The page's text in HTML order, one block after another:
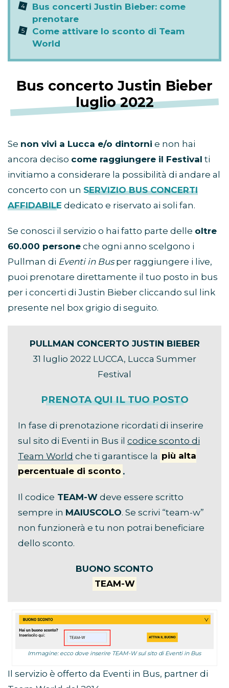
Bus concerti Justin Bieber: come
prenotare
Come attivare lo sconto di Team
World
Bus concerto Justin Bieber
luglio 2022
Se non vivi a Lucca e/o dintorni e non hai
ancora deciso come raggiungere il Festival ti
invitiamo a considerare la possibilità di andare al
concerto con un SERVIZIO BUS CONCERTI
AFFIDABILE dedicato e riservato ai soli fan.
Se conosci il servizio o hai fatto parte delle oltre
60.000 persone che ogni anno scelgono i
Pullman di Eventi in Busper raggiungere i live,
puoi prenotare direttamente il tuo posto in bus
per i concerti di Justin Bieber cliccando sul link
presente nel box grigio di seguito.
PULLMAN CONCERTO JUSTIN BIEBER
31 luglio 2022 LUCCA, Lucca Summer
Festival
PRENOTA QUI IL TUO POSTO
In fase di prenotazione ricordati di inserire
sul sito di Eventi in Bus il codice sconto di
Team World che ti garantisce la più alta
percentuale di sconto .
Il codice TEAM-W deve essere scritto
sempre in MAIUSCOLO. Se scrivi “team-w”
non funzionerà e tu non potrai beneficiare
dello sconto.
BUONO SCONTO
TEAM-W
Immagine: ecco dove inserire TEAM-W sul sito di Eventi in Bus
Il servizio è offerto da Eventi in Bus, partner di